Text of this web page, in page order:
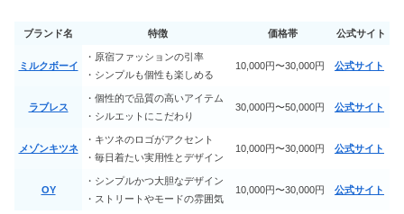
【メンズ】地雷系ファッションブラン
ド7選｜パーカーや靴がおすすめ
プルームテックプラスの評判｜寿命
は？カプセルなしで吸うのはOK？
ブランド名 特徴 価格帯 公式サイト
ミルクボーイ
・原宿ファッションの引率
・シンプルも個性も楽しめる
10,000円〜30,000円 公式サイト
ラブレス
・個性的で品質の高いアイテム
・シルエットにこだわり
30,000円〜50,000円 公式サイト
メゾンキツネ
・キツネのロゴがアクセント
・毎日着たい実用性とデザイン
10,000円〜30,000円 公式サイト
OY
・シンプルかつ大胆なデザイン
・ストリートやモードの雰囲気
10,000円〜30,000円 公式サイト